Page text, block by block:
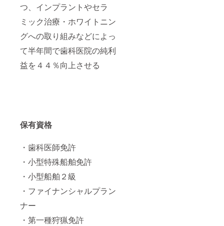
つ、インプラントやセラ
ミック治療・ホワイトニン
グへの取り組みなどによっ
て半年間で歯科医院の純利
益を４４％向上させる
保有資格
・歯科医師免許
・小型特殊船舶免許
・小型船舶２級
・ファイナンシャルプラン
ナー
・第一種狩猟免許